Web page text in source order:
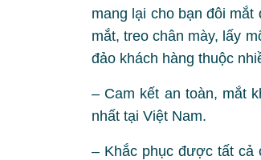
mang lại cho bạn đôi
mắt, treo chân mày, lấy
đảo khách hàng thuộc
– Cam kết an toàn, mắt
nhất tại Việt Nam.
– Khắc phục được tất cả